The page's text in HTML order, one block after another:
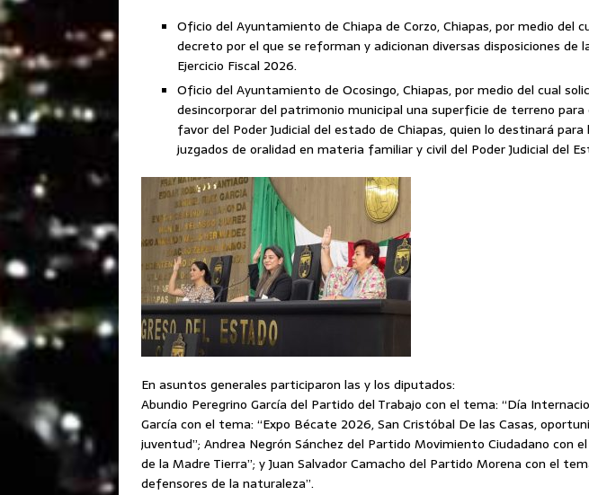
Oficio del Ayuntamiento de Chiapa de Corzo, Chiapas, por medio del
decreto por el que se reforman y adicionan diversas disposiciones de
Ejercicio Fiscal 2026.
Oficio del Ayuntamiento de Ocosingo, Chiapas, por medio del cual
desincorporar del patrimonio municipal una superficie de terreno
favor del Poder Judicial del estado de Chiapas, quien lo destinará
juzgados de oralidad en materia familiar y civil del Poder Judicial del
En asuntos generales participaron las y los diputados:
Abundio Peregrino García del Partido del Trabajo con el tema: “Día
García con el tema: “Expo Bécate 2026, San Cristóbal De las Casas,
juventud”; Andrea Negrón Sánchez del Partido Movimiento Ciudadano con
de la Madre Tierra”; y Juan Salvador Camacho del Partido Morena con el
defensores de la naturaleza”.